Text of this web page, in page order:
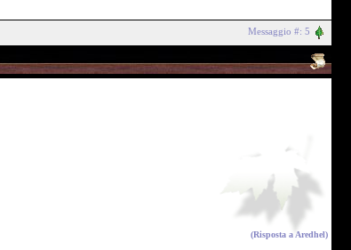
Messaggio #: 5
(Risposta a Aredhel)